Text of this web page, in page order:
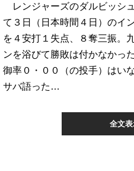
レンジャーズのダルビッシ
て３日（日本時間４日）のイ
を４安打１失点、８奪三振。
ンを浴びて勝敗は付かなかっ
御率０・００（の投手）はい
サバ語った…
全文